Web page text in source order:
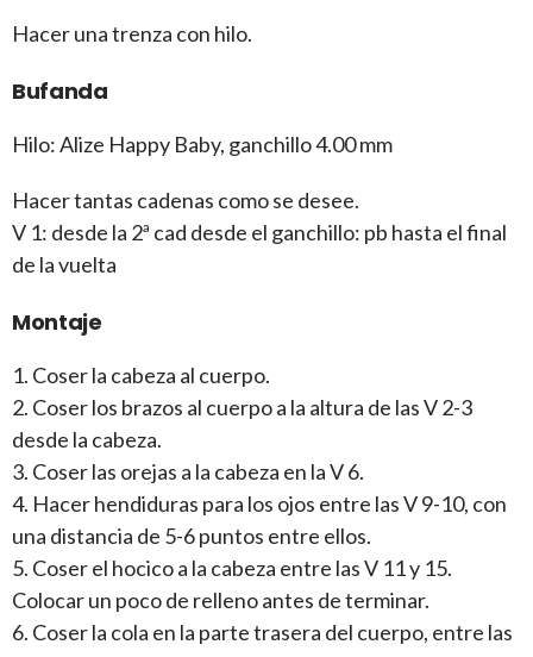
Hacer una trenza con hilo.
Bufanda
Hilo: Alize Happy Baby, ganchillo 4.00 mm
Hacer tantas cadenas como se desee.
V 1: desde la 2ª cad desde el ganchillo: pb hasta el final
de la vuelta
Montaje
1. Coser la cabeza al cuerpo.
2. Coser los brazos al cuerpo a la altura de las V 2-3
desde la cabeza.
3. Coser las orejas a la cabeza en la V 6.
4. Hacer hendiduras para los ojos entre las V 9-10, con
una distancia de 5-6 puntos entre ellos.
5. Coser el hocico a la cabeza entre las V 11 y 15.
Colocar un poco de relleno antes de terminar.
6. Coser la cola en la parte trasera del cuerpo, entre las